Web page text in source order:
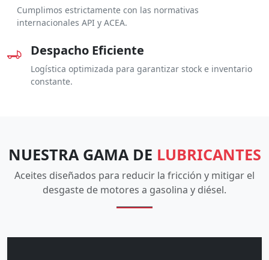
Cumplimos estrictamente con las normativas
internacionales API y ACEA.
Despacho Eficiente
Logística optimizada para garantizar stock e inventario
constante.
NUESTRA GAMA DE LUBRICANTES
Aceites diseñados para reducir la fricción y mitigar el
desgaste de motores a gasolina y diésel.